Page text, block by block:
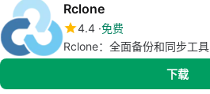
Rclone
4.4 免费
Rclone：全面备份和同步工具
下载